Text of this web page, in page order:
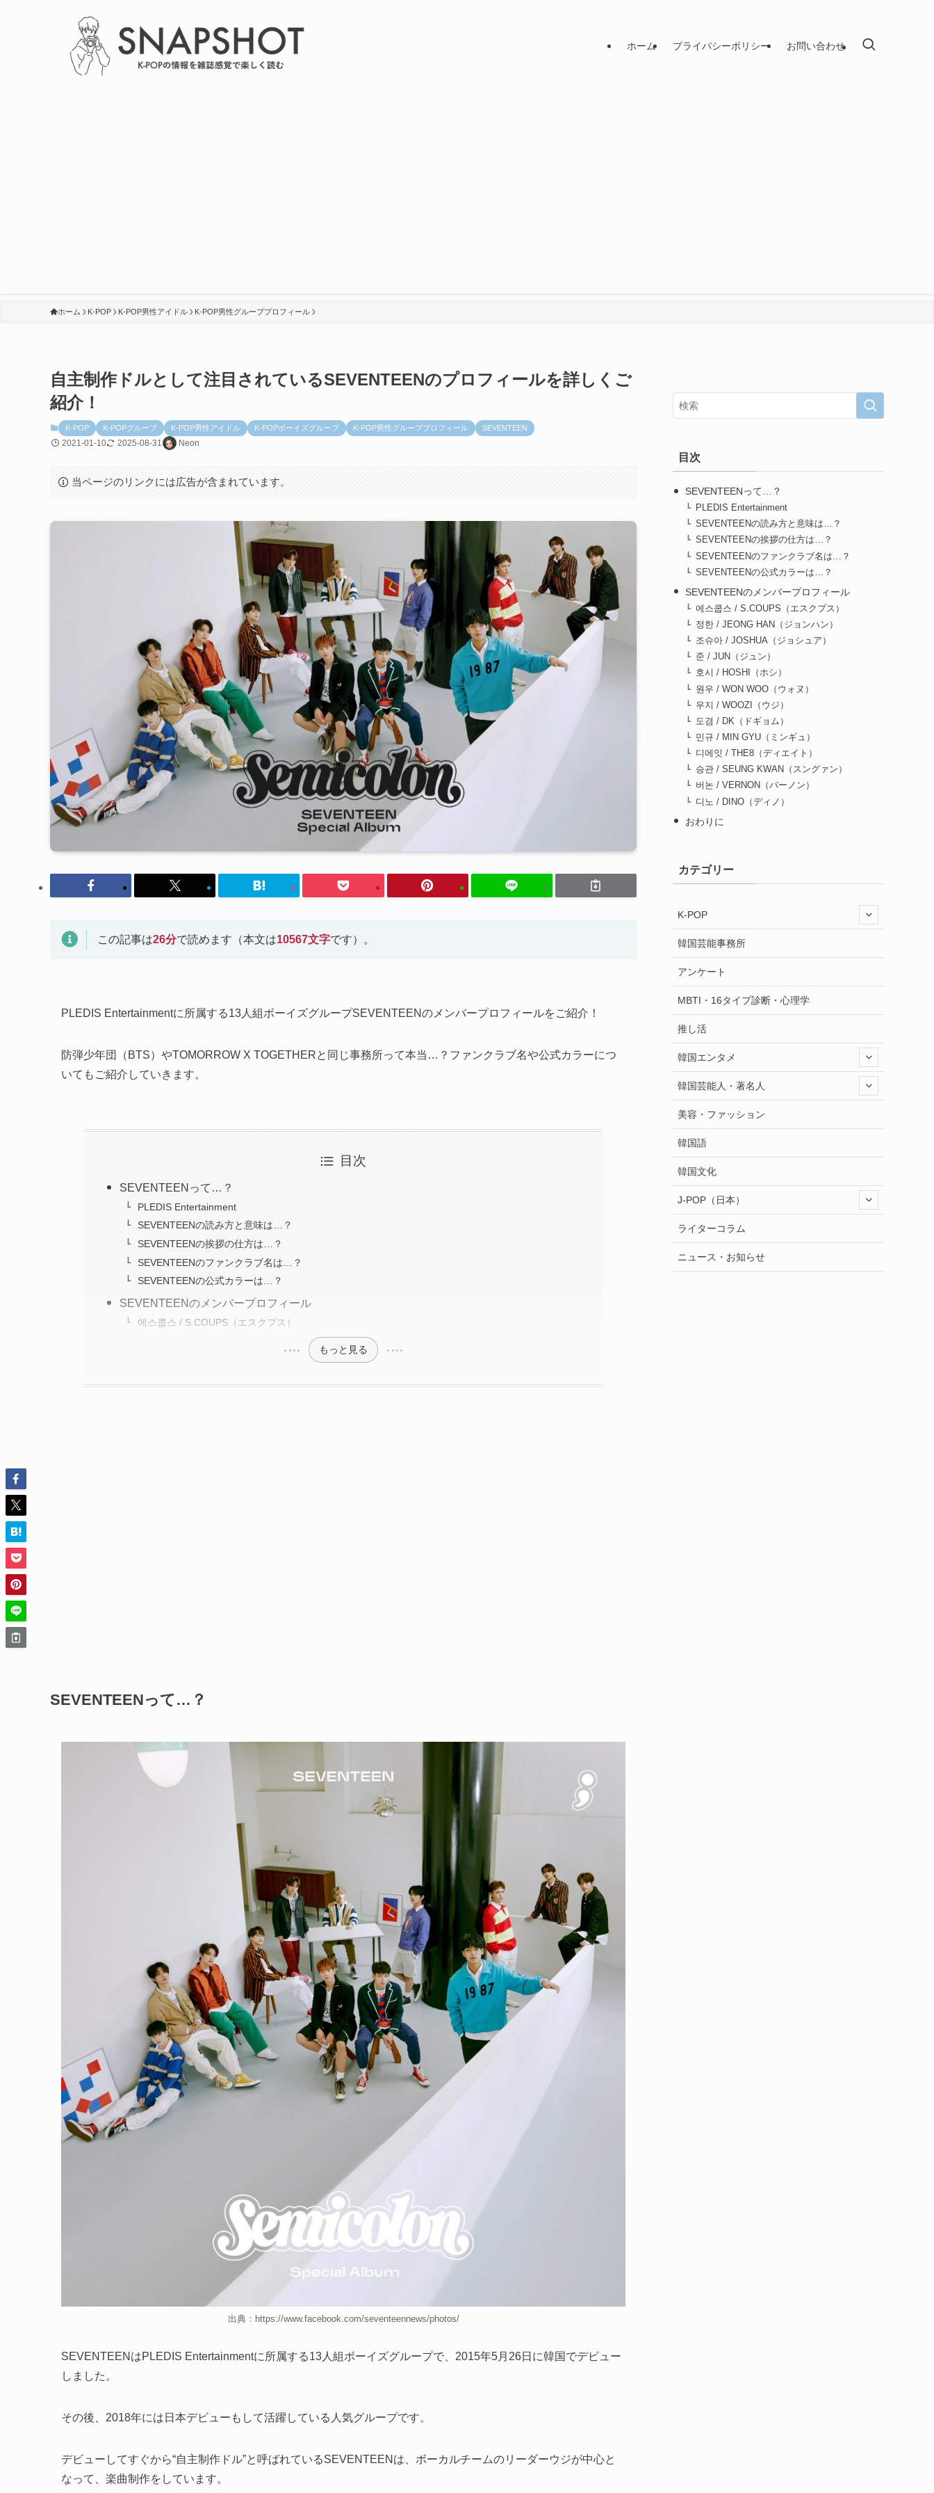
ホーム プライバシーポリシー お問い合わせ
ホーム K-POP K-POP男性アイドル K-POP男性グループプロフィール
自主制作ドルとして注目されているSEVENTEENのプロフィールを詳しくご
紹介！
K-POP K-POPグループ K-POP男性アイドル K-POPボーイズグループ K-POP男性グループプロフィール SEVENTEEN
2021-01-10 2025-08-31 Neon
当ページのリンクには広告が含まれています。
この記事は26分で読めます（本文は10567文字です）。
PLEDIS Entertainmentに所属する13人組ボーイズグループSEVENTEENのメンバープロフィールをご紹介！
防弾少年団（BTS）やTOMORROW X TOGETHERと同じ事務所って本当…？ファンクラブ名や公式カラーにつ
いてもご紹介していきます。
目次
SEVENTEENって…？
PLEDIS Entertainment
SEVENTEENの読み方と意味は…？
SEVENTEENの挨拶の仕方は…？
SEVENTEENのファンクラブ名は…？
SEVENTEENの公式カラーは…？
SEVENTEENのメンバープロフィール
에스쿱스 / S.COUPS（エスクプス）
もっと見る
SEVENTEENって…？
出典：https://www.facebook.com/seventeennews/photos/
SEVENTEEN はPLEDIS Entertainmentに所属する13人組ボーイズグループで、 2015年5月26日に韓国でデビュー
しました。
その後、2018年には日本デビューもして活躍している人気グループです。
デビューしてすぐから“自主制作ドル”と呼ばれているSEVENTEENは、ボーカルチームのリーダーウジが中心と
なって、楽曲制作をしています。
目次
SEVENTEENって…？
PLEDIS Entertainment
SEVENTEENの読み方と意味は…？
SEVENTEENの挨拶の仕方は…？
SEVENTEENのファンクラブ名は…？
SEVENTEENの公式カラーは…？
SEVENTEENのメンバープロフィール
에스쿱스 / S.COUPS（エスクプス）
정한 / JEONG HAN（ジョンハン）
조슈아 / JOSHUA（ジョシュア）
준 / JUN（ジュン）
호시 / HOSHI（ホシ）
원우 / WON WOO（ウォヌ）
우지 / WOOZI（ウジ）
도겸 / DK（ドギョム）
민규 / MIN GYU（ミンギュ）
디에잇 / THE8（ディエイト）
승관 / SEUNG KWAN（スングァン）
버논 / VERNON（バーノン）
디노 / DINO（ディノ）
おわりに
カテゴリー
K-POP
韓国芸能事務所
アンケート
MBTI・16タイプ診断・心理学
推し活
韓国エンタメ
韓国芸能人・著名人
美容・ファッション
韓国語
韓国文化
J-POP（日本）
ライターコラム
ニュース・お知らせ